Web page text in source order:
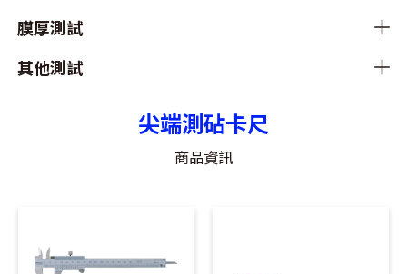
膜厚測試
其他測試
尖端測砧卡尺
商品資訊